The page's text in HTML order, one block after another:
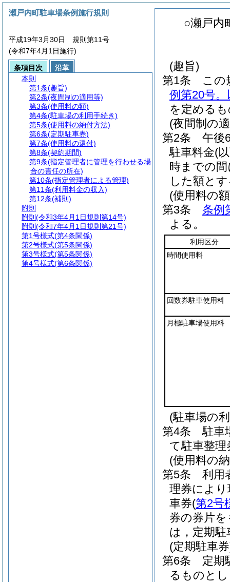
○瀬戸内
(趣旨)
第1条
この
例第20号
を定める
(夜間制の
第2条
午後
駐車料金(
時までの
した額と
(使用料の
第3条
条例
よる。
利用区分
時間使用料
回数券駐車使用料
月極駐車場使用料
(駐車場の
第4条
駐車
て駐車整理
(使用料の
第5条
利用
理券によ
車券(第2号
券の券片
は，定期
(定期駐車
第6条
定期
るものと
瀬戸内町駐車場条例施行規則
平成19年3月30日 規則第11号
(令和7年4月1日施行)
条項目次
沿革
本則
第1条(趣旨)
第2条(夜間制の適用等)
第3条(使用料の額)
第4条(駐車場の利用手続き)
第5条(使用料の納付方法)
第6条(定期駐車券)
第7条(使用料の還付)
第8条(契約期間)
第9条(指定管理者に管理を行わせる場
合の責任の所在)
第10条(指定管理者による管理)
第11条(利用料金の収入)
第12条(補則)
附則
附則 (令和3年4月1日規則第14号)
附則 (令和7年4月1日規則第21号)
第1号様式(第4条関係)
第2号様式(第5条関係)
第3号様式(第5条関係)
第4号様式(第6条関係)